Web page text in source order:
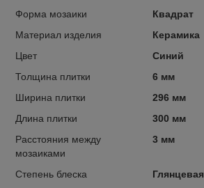
Форма мозаики
Квадрат
Материал изделия
Керамика
Цвет
Синий
Толщина плитки
6 мм
Ширина плитки
296 мм
Длина плитки
300 мм
Расстояния между
мозаиками
3 мм
Степень блеска
Глянцевая